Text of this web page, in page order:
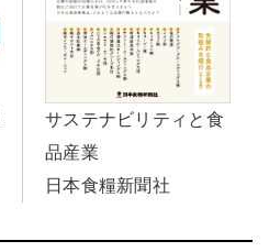
サステナビリティと食
品産業
日本食糧新聞社